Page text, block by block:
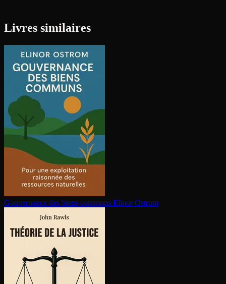
Livres similaires
Gouvernance des biens communs Elinor Ostrom